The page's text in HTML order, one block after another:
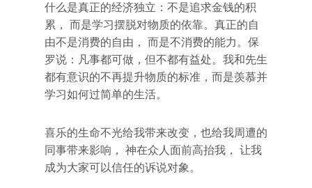
什么是真正的经济独立：不是追求金钱的积
累， 而是学习摆脱对物质的依靠。真正的自
由不是消费的自由， 而是不消费的能力。保
罗说：凡事都可做，但不都有益处。我和先生
都有意识的不再提升物质的标准，而是羡慕并
学习如何过简单的生活。
喜乐的生命不光给我带来改变，也给我周遭的
同事带来影响， 神在众人面前高抬我， 让我
成为大家可以信任的诉说对象。